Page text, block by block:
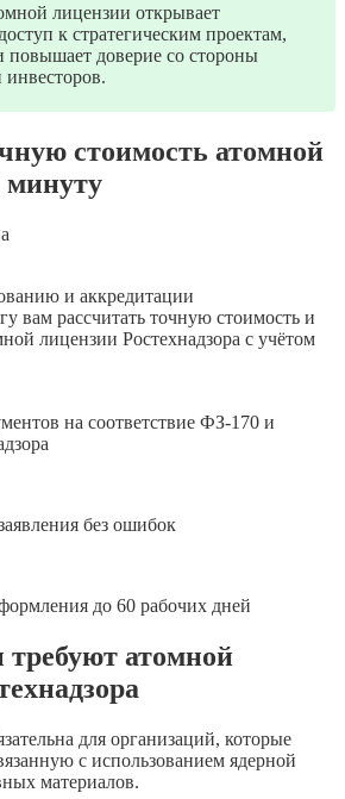
лицензии открывает
к стратегическим проектам,
повышает доверие со стороны
инвесторов.
стоимость атомной
минуту
и аккредитации
вам рассчитать точную стоимость и
лицензии Ростехнадзора с учётом
на соответствие ФЗ-170 и
без ошибок
до 60 рабочих дней
атомной
для организаций, которые
с использованием ядерной
материалов.